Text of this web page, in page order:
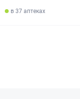
в 37 аптеках